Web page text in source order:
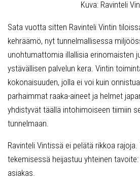
Kuva: Ravinteli
Sata vuotta sitten Ravinteli Vintin
kehräämö, nyt tunnelmallisessa
unohtumattomia illallisia erinomaisten
ystävällisen palvelun kera. Vintin
kokonaisuuden, jolla ei voi kuin
parhaimmat raaka-aineet ja helmet
yhdistyvät täällä intohimoiseen tiimiin
tunnelmaan.
Ravinteli Vintissä ei pelätä rikkoa
tekemisessä heijastuu yhteinen
asiakas.